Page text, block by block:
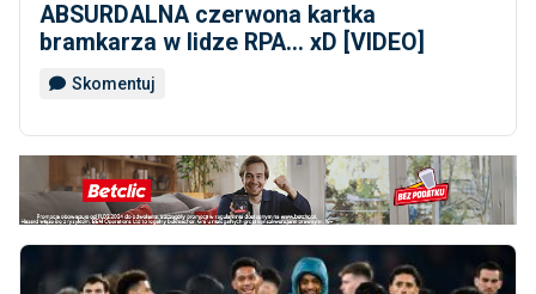
ABSURDALNA czerwona kartka
bramkarza w lidze RPA... xD [VIDEO]
Skomentuj